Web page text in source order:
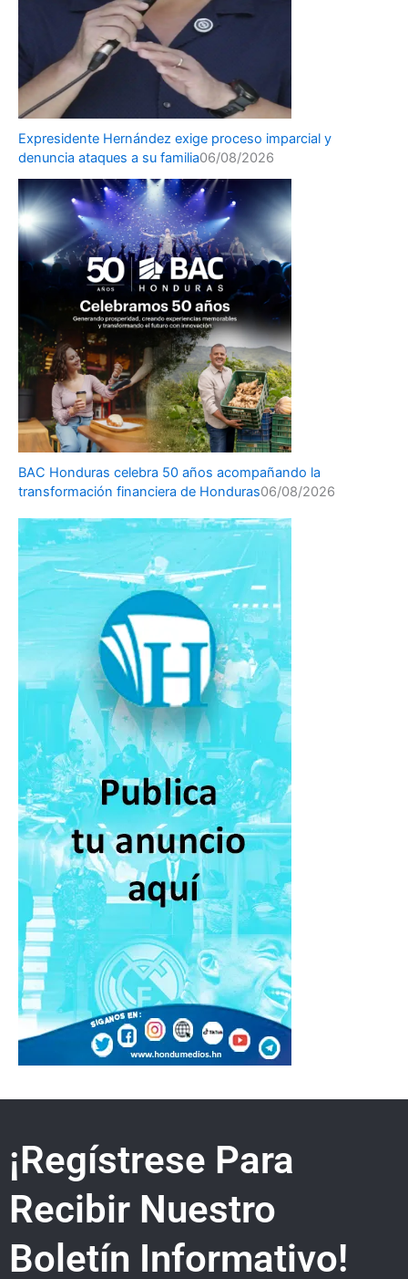
Expresidente Hernández exige proceso imparcial y
denuncia ataques a su familia06/08/2026
BAC Honduras celebra 50 años acompañando la
transformación financiera de Honduras06/08/2026
¡Regístrese Para
Recibir Nuestro
Boletín Informativo!